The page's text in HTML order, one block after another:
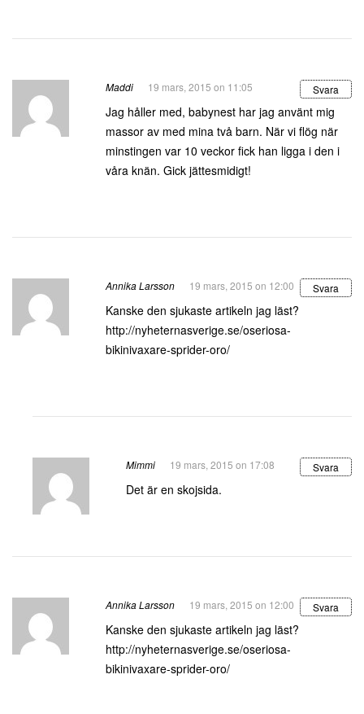
Maddi 19 mars, 2015 on 11:05 Svara
Jag håller med, babynest har jag använt mig
massor av med mina två barn. När vi flög när
minstingen var 10 veckor fick han ligga i den i
våra knän. Gick jättesmidigt!
Annika Larsson 19 mars, 2015 on 12:00 Svara
Kanske den sjukaste artikeln jag läst?
http://nyheternasverige.se/oseriosa-
bikinivaxare-sprider-oro/
Mimmi 19 mars, 2015 on 17:08 Svara
Det är en skojsida.
Annika Larsson 19 mars, 2015 on 12:00 Svara
Kanske den sjukaste artikeln jag läst?
http://nyheternasverige.se/oseriosa-
bikinivaxare-sprider-oro/